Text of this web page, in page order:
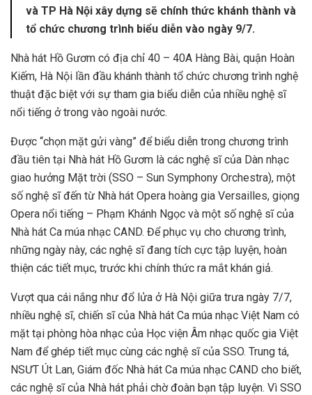
và TP Hà Nội xây dựng sẽ chính thức khánh thành và
tổ chức chương trình biểu diễn vào ngày 9/7.
Nhà hát Hồ Gươm có địa chỉ 40 – 40A Hàng Bài, quận Hoàn
Kiếm, Hà Nội lần đầu khánh thành tổ chức chương trình nghệ
thuật đặc biệt với sự tham gia biểu diễn của nhiều nghệ sĩ
nổi tiếng ở trong vào ngoài nước.
Được “chọn mặt gửi vàng” để biểu diễn trong chương trình
đầu tiên tại Nhà hát Hồ Gươm là các nghệ sĩ của Dàn nhạc
giao hưởng Mặt trời (SSO – Sun Symphony Orchestra), một
số nghệ sĩ đến từ Nhà hát Opera hoàng gia Versailles, giọng
Opera nổi tiếng – Phạm Khánh Ngọc và một số nghệ sĩ của
Nhà hát Ca múa nhạc CAND. Để phục vụ cho chương trình,
những ngày này, các nghệ sĩ đang tích cực tập luyện, hoàn
thiện các tiết mục, trước khi chính thức ra mắt khán giả.
Vượt qua cái nắng như đổ lửa ở Hà Nội giữa trưa ngày 7/7,
nhiều nghệ sĩ, chiến sĩ của Nhà hát Ca múa nhạc Việt Nam có
mặt tại phòng hòa nhạc của Học viện Âm nhạc quốc gia Việt
Nam để ghép tiết mục cùng các nghệ sĩ của SSO. Trung tá,
NSƯT Út Lan, Giám đốc Nhà hát Ca múa nhạc CAND cho biết,
các nghệ sĩ của Nhà hát phải chờ đoàn bạn tập luyện. Vì SSO